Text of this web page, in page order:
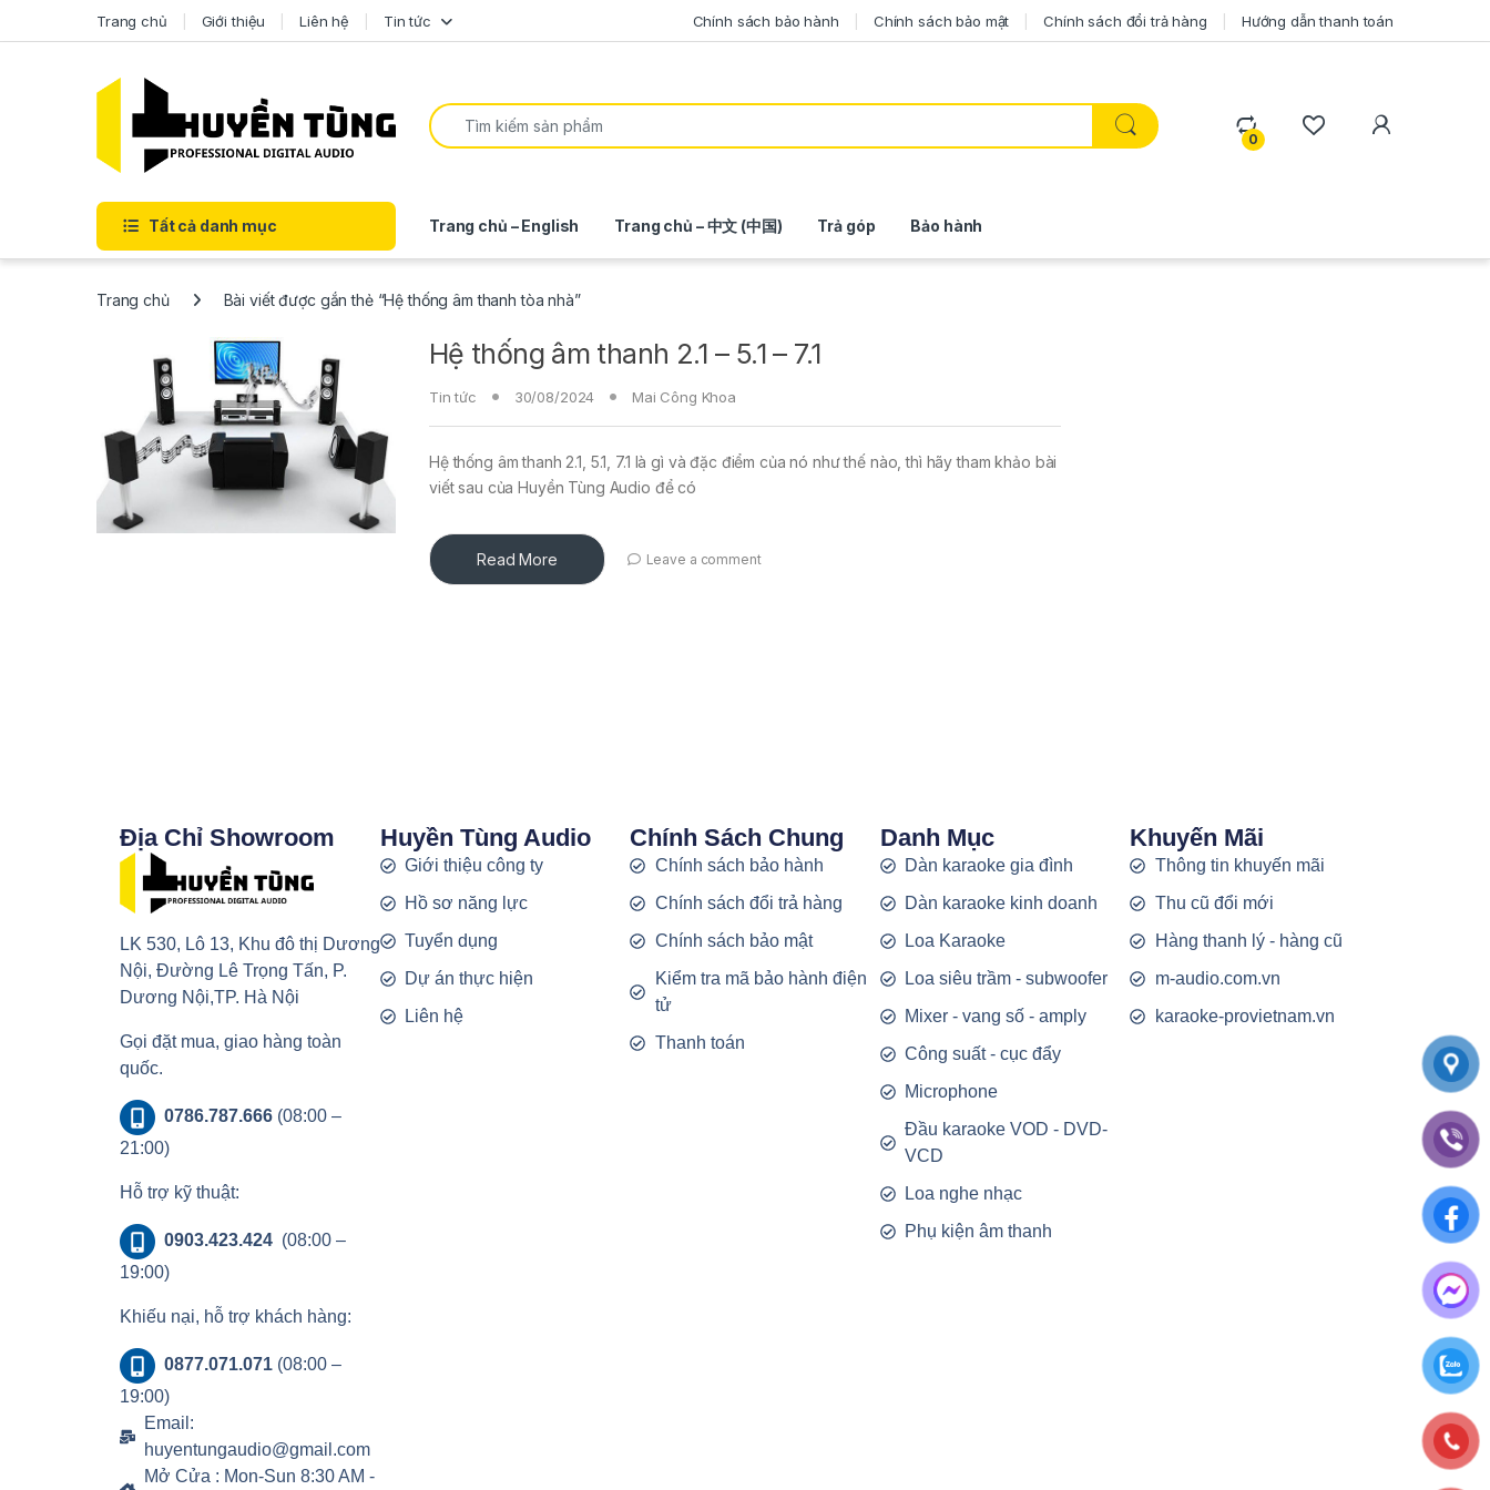
Trang chủ Giới thiệu Liên hệ Tin tức Chính sách bảo hành Chính sách bảo mật Chính sách đổi trả hàng Hướng dẫn thanh toán
0
Tất cả danh mục Trang chủ – English Trang chủ – 中文 (中国) Trả góp Bảo hành
Trang chủ Bài viết được gắn thẻ “Hệ thống âm thanh tòa nhà”
Hệ thống âm thanh 2.1 – 5.1 – 7.1
Tin tức 30/08/2024 Mai Công Khoa
Hệ thống âm thanh 2.1, 5.1, 7.1 là gì và đặc điểm của nó như thế nào, thì hãy tham khảo bài
viết sau của Huyền Tùng Audio để có
Read More Leave a comment
Địa Chỉ Showroom
LK 530, Lô 13, Khu đô thị Dương
Nội, Đường Lê Trọng Tấn, P.
Dương Nội,TP. Hà Nội
Gọi đặt mua, giao hàng toàn
quốc.
0786.787.666(08:00 –
21:00)
Hỗ trợ kỹ thuật:
0903.423.424 (08:00 –
19:00)
Khiếu nại, hỗ trợ khách hàng:
0877.071.071(08:00 –
19:00)
Email:
huyentungaudio@gmail.com
Mở Cửa : Mon-Sun 8:30 AM -
Huyền Tùng Audio
Giới thiệu công ty
Hồ sơ năng lực
Tuyển dụng
Dự án thực hiện
Liên hệ
Chính Sách Chung
Chính sách bảo hành
Chính sách đổi trả hàng
Chính sách bảo mật
Kiểm tra mã bảo hành điện
tử
Thanh toán
Danh Mục
Dàn karaoke gia đình
Dàn karaoke kinh doanh
Loa Karaoke
Loa siêu trầm - subwoofer
Mixer - vang số - amply
Công suất - cục đẩy
Microphone
Đầu karaoke VOD - DVD-
VCD
Loa nghe nhạc
Phụ kiện âm thanh
Khuyến Mãi
Thông tin khuyến mãi
Thu cũ đổi mới
Hàng thanh lý - hàng cũ
m-audio.com.vn
karaoke-provietnam.vn